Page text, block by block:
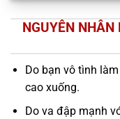
NGUYÊN
Do bạn vô tình
cao xuống.
Do va đập mạnh